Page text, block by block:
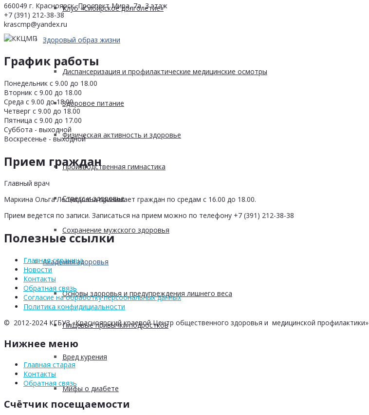
Клуб «Сибирское долголетие»
Здоровый образ жизни
Диспансеризация и профилактические медицинские осмотры
Здоровое питание
Физическая активность и здоровье
Производственная гимнастика
Стресс и здоровье
Сохранение мужского здоровья
Академия здоровья
Основы здоровья и предупреждения лишнего веса
Пищевые привычки подростков
Вред курения
Мифы о диабете
660049 г. Красноярск, Проспект Мира, 7а, 3 этаж
+7 (391) 212-38-38
krascmp@yandex.ru
График работы
Понедельник с 9.00 до 18.00
Вторник с 9.00 до 18.00
Среда с 9.00 до 18.00
Четверг с 9.00 до 18.00
Пятница с 9.00 до 17.00
Суббота - выходной
Воскресенье - выходной
Прием граждан
Главный врач
Маркина Ольга Леонидовна принимает граждан по средам с 16.00 до 18.00.
Прием ведется по записи. Записаться на прием можно по телефону +7 (391) 212-38-38
Полезные ссылки
Главная страница
Новости
Контакты
Обратная связь
Согласие на обработку персоональных данных
Политика конфидициальности
© 2012-2024 КГБУЗ «Красноярский краевой Центр общественного здоровья и медицинской профилактики»
Нижнее меню
Главная старая
Контакты
Обратная связь
Счётчик посещаемости